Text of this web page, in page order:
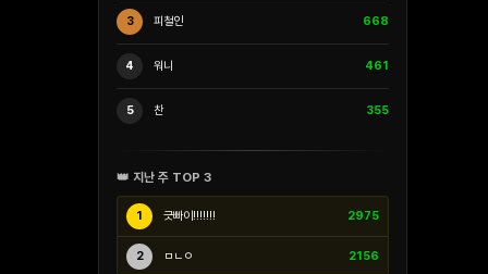
3 피철인 668
4 워니 461
5 찬 355
👑 지난 주 TOP 3
1 긋빠이!!!!!!! 2975
2 ㅁㄴㅇ 2156